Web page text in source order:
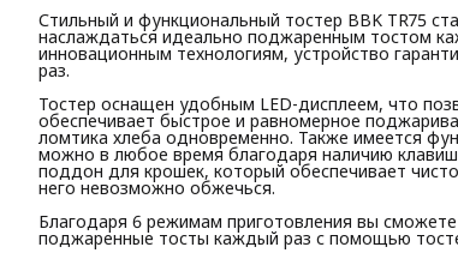
Стильный и функциональный тостер BBK TR75
наслаждаться идеально поджаренным тостом
инновационным технологиям, устройство
раз.
Тостер оснащен удобным LED-дисплеем, что
обеспечивает быстрое и равномерное
ломтика хлеба одновременно. Также имеется
можно в любое время благодаря наличию
поддон для крошек, который обеспечивает
него невозможно обжечься.
Благодаря 6 режимам приготовления вы
поджаренные тосты каждый раз с помощью